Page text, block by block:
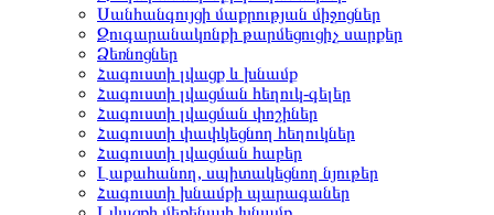
Սանհանգույցի մաքրության միջոցներ
Զուգարանակոնքի թարմեցուցիչ սարքեր
Ձեռնոցներ
Հագուստի լվացք և խնամք
Հագուստի լվացման հեղուկ-գելեր
Հագուստի լվացման փոշիներ
Հագուստի փափկեցնող հեղուկներ
Հագուստի լվացման հաբեր
Լաքահանող, սպիտակեցնող նյութեր
Հագուստի խնամքի պարագաներ